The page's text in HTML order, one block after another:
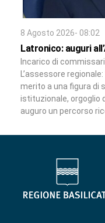
8 Agosto 2026- 08:02
Latronico: auguri
Incarico di
L’assessore
merito a una figura di
istituzionale, orgoglio
auguro un percorso